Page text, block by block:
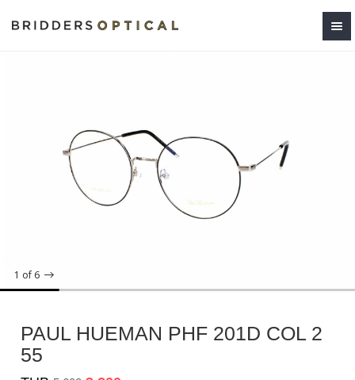
1 of 6
PAUL HUEMAN PHF 201D COL 2
55